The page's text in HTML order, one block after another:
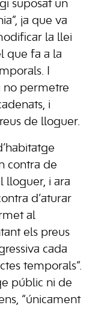
suposat un
ja que va
la llei
que fa a la
I
no permetre
i
de lloguer.
contra de
lloguer, i ara
d’aturar
al
els preus
cada
temporals”.
públic ni de
“únicament